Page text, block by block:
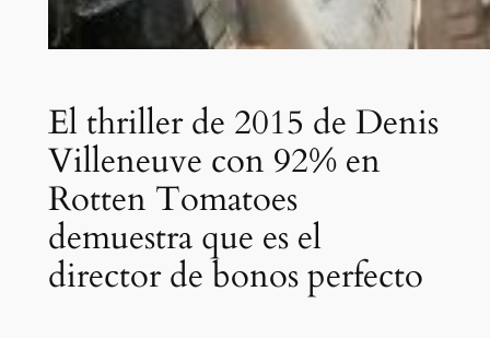
El thriller de 2015 de Denis
Villeneuve con 92% en
Rotten Tomatoes
demuestra que es el
director de bonos perfecto